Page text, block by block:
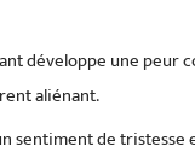
développe une peur
aliénant.
sentiment de tristesse